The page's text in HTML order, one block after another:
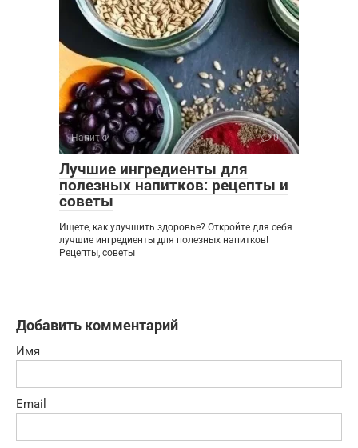
Напитки 0
Лучшие ингредиенты для
полезных напитков: рецепты и
советы
Ищете, как улучшить здоровье? Откройте для себя
лучшие ингредиенты для полезных напитков!
Рецепты, советы
Добавить комментарий
Имя
Email